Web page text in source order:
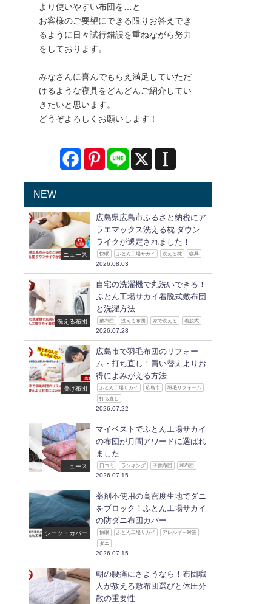
より使いやすい布団を…と
お客様のご要望にできる限りお答えでき
るように日々試行錯誤を重ねながら努力
をしております。
みなさんに喜んでもらえ満足していただ
けるような寝具をどんどんご紹介してい
きたいと思います。
どうぞよろしくお願いします！
NEW
ニュース
広島県広島市ふるさと納税にア
ラエマックス洗える枕 ダウン
ライクが選定されました！
快眠 ふとん工場サカイ 洗える枕 寝具
2026.08.03
洗える布団
自宅の洗濯機で丸洗いできる！
ふとん工場サカイ着脱式敷布団
と洗濯方法
敷布団 洗える布団 家で洗える 着脱式
2026.07.28
掛け布団
広島市で羽毛布団のリフォー
ム・打ち直し！買い替えよりお
得によみがえる方法
ふとん工場サカイ 広島市 羽毛リフォーム
打ち直し
2026.07.22
ニュース
マイベストでふとん工場サカイ
の布団が月間アワードに選ばれ
ました
口コミ ランキング 子供布団 和布団
2026.07.15
シーツ・カバー
薬剤不使用の高密度生地でダニ
をブロック！ふとん工場サカイ
の防ダニ布団カバー
快眠 ふとん工場サカイ アレルギー対策
ダニ
2026.07.15
朝の腰痛にさようなら！布団職
人が教える敷布団選びと体圧分
散の重要性